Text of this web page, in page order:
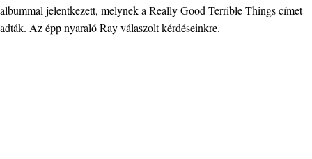
albummal jelentkezett, melynek a Really Good Terrible Things címet
adták. Az épp nyaraló Ray válaszolt kérdéseinkre.